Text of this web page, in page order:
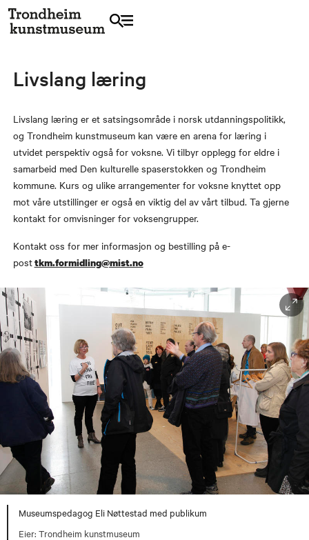
Livslang læring
Livslang læring er et satsingsområde i norsk utdanningspolitikk,
og Trondheim kunstmuseum kan være en arena for læring i
utvidet perspektiv også for voksne. Vi tilbyr opplegg for eldre i
samarbeid med Den kulturelle spaserstokken og Trondheim
kommune. Kurs og ulike arrangementer for voksne knyttet opp
mot våre utstillinger er også en viktig del av vårt tilbud. Ta gjerne
kontakt for omvisninger for voksengrupper.
Kontakt oss for mer informasjon og bestilling på e-
posttkm.formidling@mist.no
Museumspedagog Eli Nøttestad med publikum
Trondheim kunstmuseum